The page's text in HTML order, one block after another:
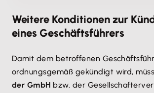
Weitere Konditionen zur
eines Geschäftsführers
Damit dem betroffenen
ordnungsgemäß gekündigt wird,
der GmbH bzw. der